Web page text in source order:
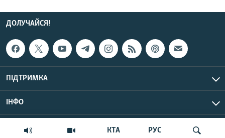
КТА РУС
ДОЛУЧАЙСЯ!
ПІДТРИМКА
ІНФО
© Крим.Реалії, 2026 | Усі права застережено.